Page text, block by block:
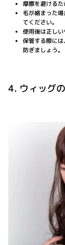
摩擦を避けるた
毛が絡まった
てください。
使用後は正しい
保管する際に
防ぎましょう。
4. ウィッグ